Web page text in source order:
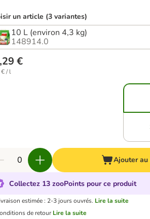
un article (3 variantes)
10 L (environ 4,3 kg)
148914.0
€
/ l
Ajouter au
Collectez 13 zooPoints pour ce produit
estimée : 2-3 jours ouvrés. Lire la suite
de retour Lire la suite